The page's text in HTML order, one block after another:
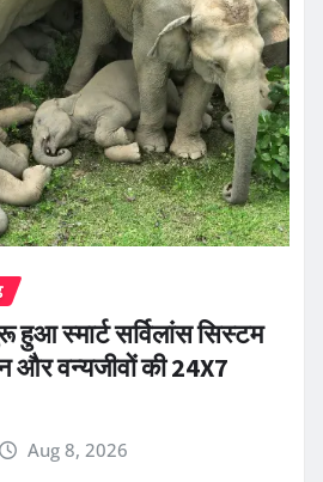
हुआ स्मार्ट सर्विलांस सिस्टम
वन्यजीवों की 24X7
Aug 8, 2026